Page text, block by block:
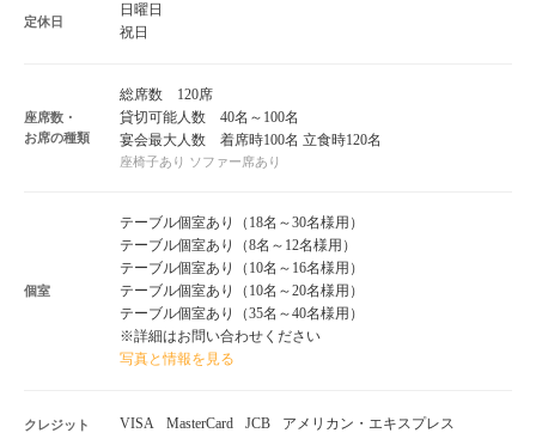
定休日
日曜日
祝日
座席数・
お席の種類
総席数 120席
貸切可能人数 40名～100名
宴会最大人数 着席時100名 立食時120名
座椅子あり ソファー席あり
個室
テーブル個室あり（18名～30名様用）
テーブル個室あり（8名～12名様用）
テーブル個室あり（10名～16名様用）
テーブル個室あり（10名～20名様用）
テーブル個室あり（35名～40名様用）
※詳細はお問い合わせください
写真と情報を見る
クレジット
VISA MasterCard JCB
アメリカン・エキスプレス